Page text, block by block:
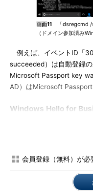
画面11 「dsregcmd /
（ドメイン参加済み
例えば、イベントID「
succeeded）は自動登録
Microsoft Passport key
AD）はMicrosoft Passport
Windows Hello for
Directoryドメイン環境に
Office 365をはじめ、企
会員登録（無料）が必